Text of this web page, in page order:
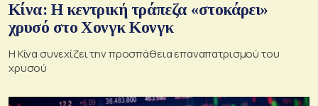
Κίνα: Η κεντρική τράπεζα «στοκάρει»
χρυσό στο Χονγκ Κονγκ
Η Κίνα συνεχίζει την προσπάθεια επαναπατρισμού του
χρυσού